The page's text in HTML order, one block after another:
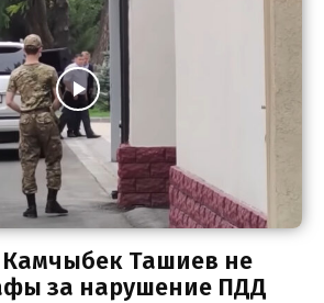
Камчыбек Ташиев не
за нарушение ПДД